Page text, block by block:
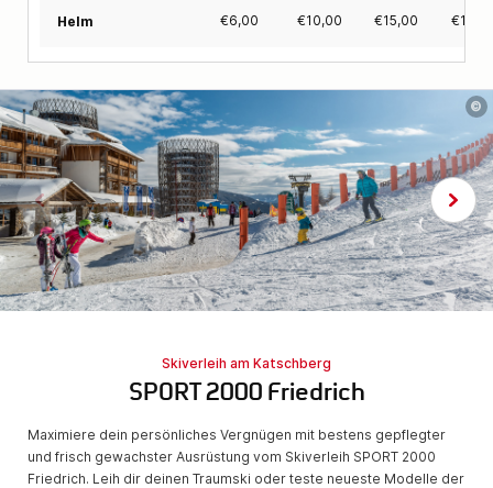
Helm €6,00 €10,00 €15,00 €
©
Skiverleih am Katschberg
SPORT 2000 Friedrich
Maximiere dein persönliches Vergnügen mit bestens gepflegter
und frisch gewachster Ausrüstung vom Skiverleih SPORT 2000
Friedrich. Leih dir deinen Traumski oder teste neueste Modelle der